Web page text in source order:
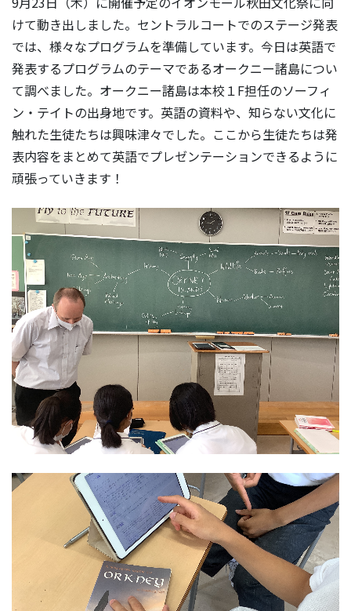
けて動き出しました。セントラルコートでのステージ発表
では、様々なプログラムを準備しています。今日は英語で
発表するプログラムのテーマであるオークニー諸島につい
て調べました。オークニー諸島は本校１F担任のソーフィ
ン・テイトの出身地です。英語の資料や、知らない文化に
触れた生徒たちは興味津々でした。ここから生徒たちは発
表内容をまとめて英語でプレゼンテーションできるように
頑張っていきます！